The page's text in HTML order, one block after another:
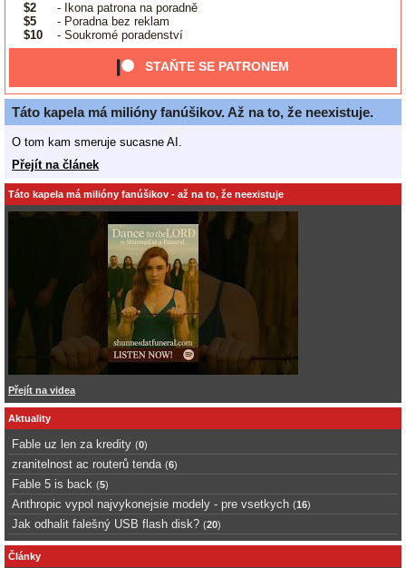
$2
- Ikona patrona na poradně
$5
- Poradna bez reklam
$10
- Soukromé poradenství
STAŇTE SE PATRONEM
Táto kapela má milióny fanúšikov. Až na to, že neexistuje.
O tom kam smeruje sucasne AI.
Přejít na článek
Táto kapela má milióny fanúšikov - až na to, že neexistuje
Přejít na videa
Aktuality
Fable uz len za kredity (0)
zranitelnost ac routerů tenda (6)
Fable 5 is back (5)
Anthropic vypol najvykonejsie modely - pre vsetkych (16)
Jak odhalit falešný USB flash disk? (20)
Články